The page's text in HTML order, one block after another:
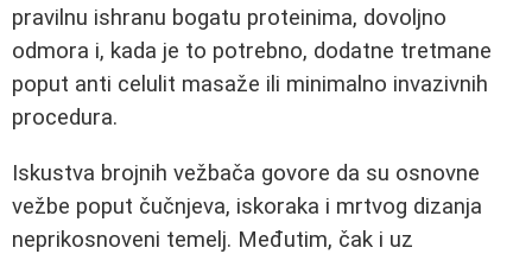
pravilnu ishranu bogatu proteinima, dovoljno
odmora i, kada je to potrebno, dodatne tretmane
poput anti celulit masaže ili minimalno invazivnih
procedura.
Iskustva brojnih vežbača govore da su osnovne
vežbe poput čučnjeva, iskoraka i mrtvog dizanja
neprikosnoveni temelj. Međutim, čak i uz